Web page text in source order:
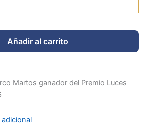
Añadir al carrito
Martos ganador del Premio Luces